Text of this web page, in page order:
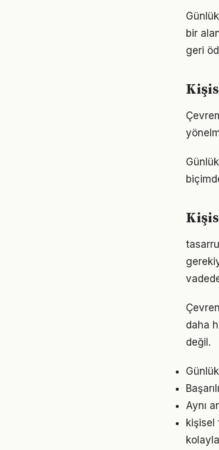
bir
geri
daha
değil.
Aynı
kişisel